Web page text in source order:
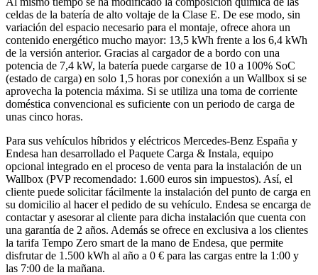
celdas de la batería de alto voltaje de la Clase E. De ese modo, sin
variación del espacio necesario para el montaje, ofrece ahora un
contenido energético mucho mayor: 13,5 kWh frente a los 6,4 kWh
de la versión anterior. Gracias al cargador de a bordo con una
potencia de 7,4 kW, la batería puede cargarse de 10 a 100% SoC
(estado de carga) en solo 1,5 horas por conexión a un Wallbox si se
aprovecha la potencia máxima. Si se utiliza una toma de corriente
doméstica convencional es suficiente con un periodo de carga de
unas cinco horas.
Para sus vehículos híbridos y eléctricos Mercedes-Benz España y
Endesa han desarrollado el Paquete Carga & Instala, equipo
opcional integrado en el proceso de venta para la instalación de un
Wallbox (PVP recomendado: 1.600 euros sin impuestos). Así, el
cliente puede solicitar fácilmente la instalación del punto de carga en
su domicilio al hacer el pedido de su vehículo. Endesa se encarga de
contactar y asesorar al cliente para dicha instalación que cuenta con
una garantía de 2 años. Además se ofrece en exclusiva a los clientes
la tarifa Tempo Zero smart de la mano de Endesa, que permite
disfrutar de 1.500 kWh al año a 0 € para las cargas entre la 1:00 y
las 7:00 de la mañana.